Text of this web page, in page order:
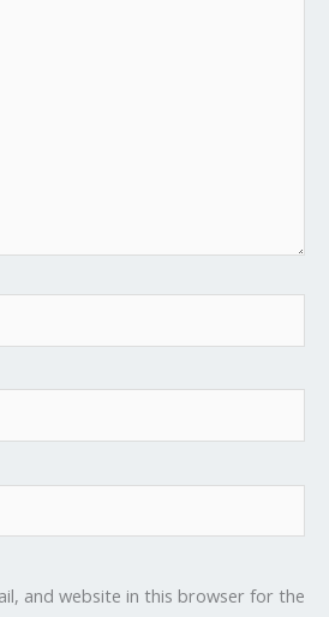
and website in this browser for the